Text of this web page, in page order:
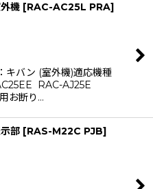
機 [RAC-AC25L PRA]
キバン (室外機)適応機種
RAC-AJ25E
お断り…
部 [RAS-M22C PJB]